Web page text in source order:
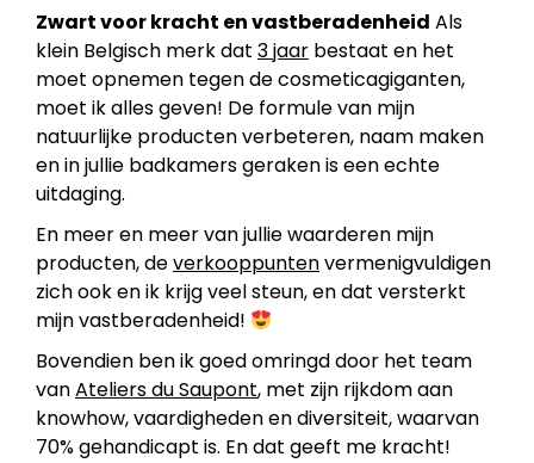
Zwart voor kracht en vastberadenheid Als
klein Belgisch merk dat 3 jaar bestaat en het
moet opnemen tegen de cosmeticagiganten,
moet ik alles geven! De formule van mijn
natuurlijke producten verbeteren, naam maken
en in jullie badkamers geraken is een echte
uitdaging.
En meer en meer van jullie waarderen mijn
producten, deverkooppuntenvermenigvuldigen
zich ook en ik krijg veel steun, en dat versterkt
mijn vastberadenheid!
Bovendien ben ik goed omringd door het team
vanAteliers du Saupont, met zijn rijkdom aan
knowhow, vaardigheden en diversiteit, waarvan
70% gehandicapt is. En dat geeft me kracht!